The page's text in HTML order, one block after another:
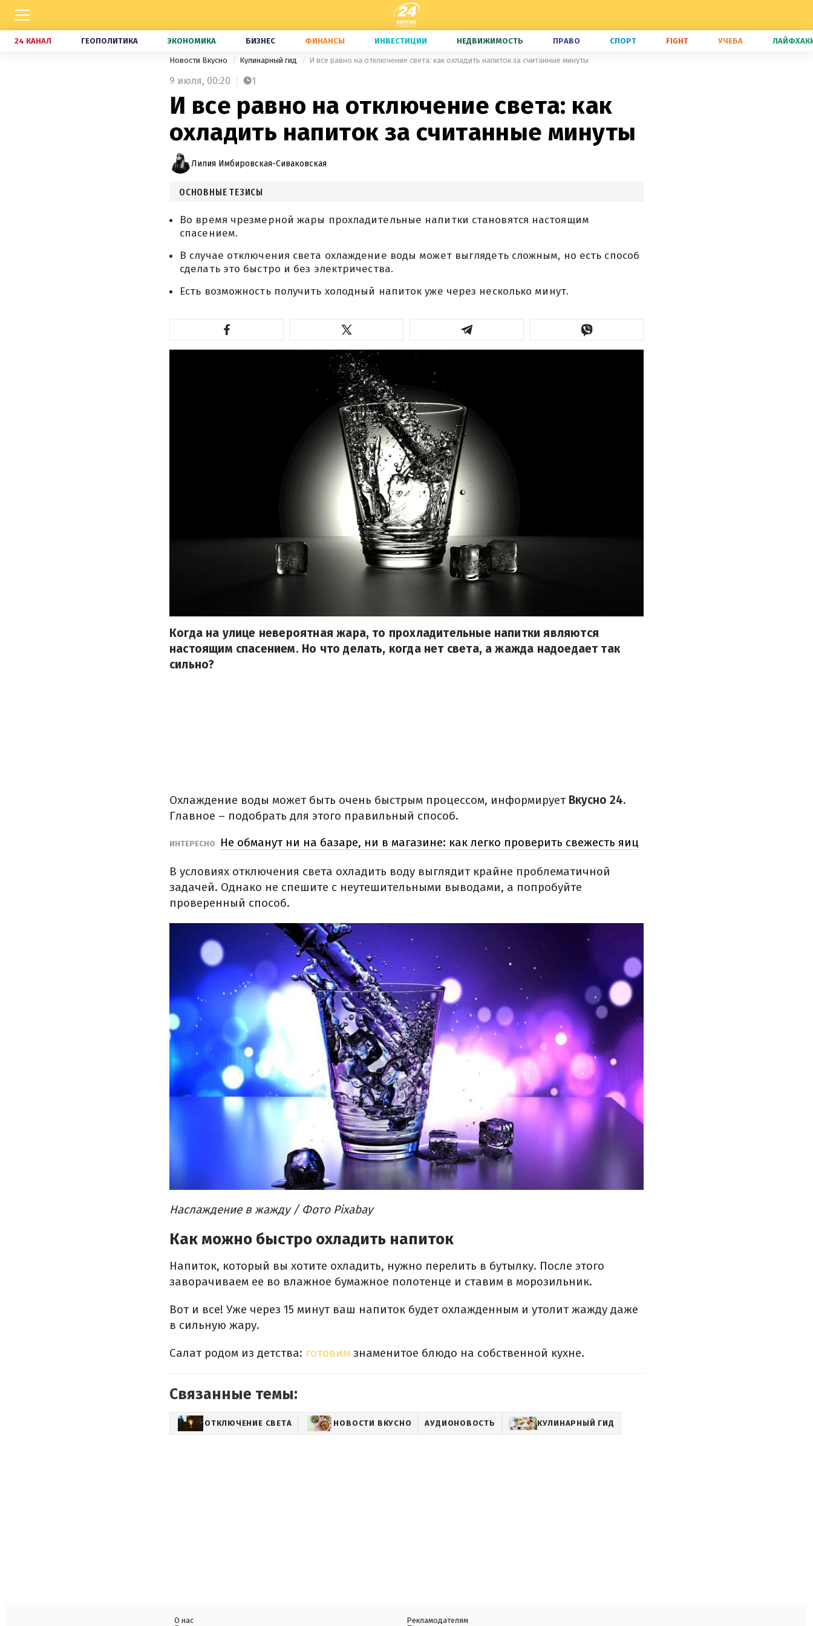
24 КАНАЛ ГЕОПОЛИТИКА ЭКОНОМИКА БИЗНЕС ФИНАНСЫ ИНВЕСТИЦИИ НЕДВИЖИМОСТЬ ПРАВО СПОРТ FIGHT УЧЕБА
Новости Вкусно Кулинарный гид И все равно на отключение света: как охладить напиток за считанные минуты
9 июля, 00:20 1
И все равно на отключение света: как
охладить напиток за считанные минуты
Лилия Имбировская-Сиваковская
ОСНОВНЫЕ ТЕЗИСЫ
Во время чрезмерной жары прохладительные напитки становятся настоящим
спасением.
В случае отключения света охлаждение воды может выглядеть сложным, но есть способ
сделать это быстро и без электричества.
Есть возможность получить холодный напиток уже через несколько минут.
Когда на улице невероятная жара, то прохладительные напитки являются
настоящим спасением. Но что делать, когда нет света, а жажда надоедает так
сильно?
Охлаждение воды может быть очень быстрым процессом, информирует Вкусно 24.
Главное – подобрать для этого правильный способ.
ИНТЕРЕСНО Не обманут ни на базаре, ни в магазине: как легко проверить свежесть яиц
В условиях отключения света охладить воду выглядит крайне проблематичной
задачей. Однако не спешите с неутешительными выводами, а попробуйте
проверенный способ.
Наслаждение в жажду / Фото Pixabay
Как можно быстро охладить напиток
Напиток, который вы хотите охладить, нужно перелить в бутылку. После этого
заворачиваем ее во влажное бумажное полотенце и ставим в морозильник.
Вот и все! Уже через 15 минут ваш напиток будет охлажденным и утолит жажду даже
в сильную жару.
Салат родом из детства: готовим знаменитое блюдо на собственной кухне.
Связанные темы:
ОТКЛЮЧЕНИЕ СВЕТА НОВОСТИ ВКУСНО АУДИОНОВОСТЬ КУЛИНАРНЫЙ ГИД
О нас
Рекламодателям